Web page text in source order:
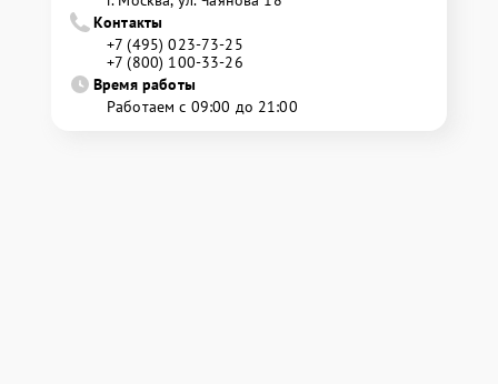
Контакты
+7 (495) 023-73-25
+7 (800) 100-33-26
Время работы
Работаем с 09:00 до 21:00